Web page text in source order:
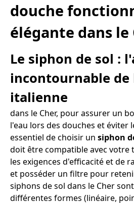
douche
élégante dans le
Le siphon de sol :
incontournable de
italienne
dans le Cher, pour assurer un
l'eau lors des douches et éviter
essentiel de choisir un siphon
doit être compatible avec votre
les exigences d'efficacité et de
et posséder un filtre pour
siphons de sol dans le Cher
différentes formes (linéaire,